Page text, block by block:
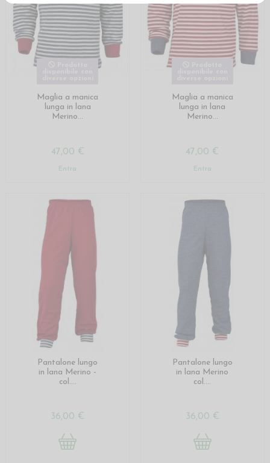
Maglia a manica
lunga in lana
Merino...
47,00 €
Entra
Maglia a manica
lunga in lana
Merino...
47,00 €
Entra
Pantalone lungo
in lana Merino -
col....
36,00 €
Pantalone lungo
in lana Merino
col....
36,00 €